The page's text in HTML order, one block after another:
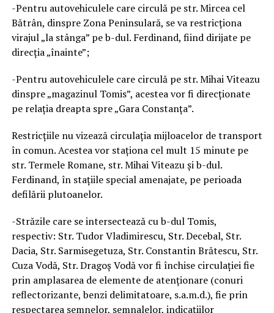
-Pentru autovehiculele care circulă pe str. Mircea cel
Bătrân, dinspre Zona Peninsulară, se va restricționa
virajul „la stânga” pe b-dul. Ferdinand, fiind dirijate pe
direcția „înainte”;
-Pentru autovehiculele care circulă pe str. Mihai Viteazu
dinspre „magazinul Tomis”, acestea vor fi direcționate
pe relația dreapta spre „Gara Constanța”.
Restricțiile nu vizează circulația mijloacelor de transport
în comun. Acestea vor staționa cel mult 15 minute pe
str. Termele Romane, str. Mihai Viteazu și b-dul.
Ferdinand, în stațiile special amenajate, pe perioada
defilării plutoanelor.
-Străzile care se intersectează cu b-dul Tomis,
respectiv: Str. Tudor Vladimirescu, Str. Decebal, Str.
Dacia, Str. Sarmisegetuza, Str. Constantin Brătescu, Str.
Cuza Vodă, Str. Dragoș Vodă vor fi închise circulației fie
prin amplasarea de elemente de atenționare (conuri
reflectorizante, benzi delimitatoare, s.a.m.d.), fie prin
respectarea semnelor, semnalelor, indicațiilor